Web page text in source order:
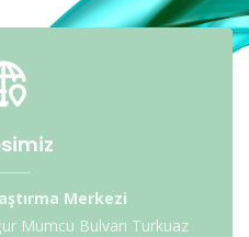
Merkezi
Mumcu Bulvarı Turkuaz